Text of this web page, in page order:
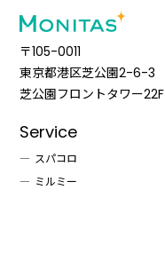
〒105-0011
東京都港区芝公園2-6-3
芝公園フロントタワー22F
Service
スパコロ
ミルミー